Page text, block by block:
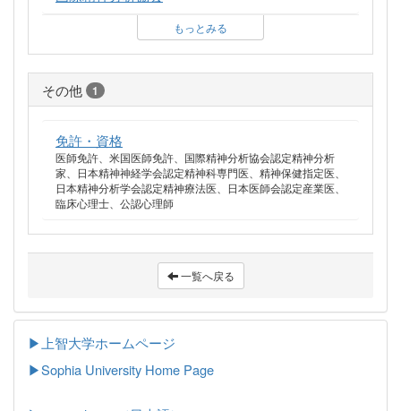
もっとみる
その他 1
免許・資格
医師免許、米国医師免許、国際精神分析協会認定精神分析
家、日本精神神経学会認定精神科専門医、精神保健指定医、
日本精神分析学会認定精神療法医、日本医師会認定産業医、
臨床心理士、公認心理師
一覧へ戻る
▶上智大学ホームページ
▶Sophia University Home Page